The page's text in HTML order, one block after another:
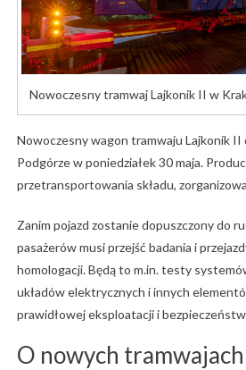
Nowoczesny tramwaj Lajkonik II w
Nowoczesny wagon tramwaju Lajkonik II
Podgórze w poniedziałek 30 maja.
przetransportowania składu,
Zanim pojazd zostanie dopuszczony do
pasażerów musi przejść badania i
homologacji. Będą to m.in. testy
układów elektrycznych i innych
prawidłowej eksploatacji i
O nowych tramwajach